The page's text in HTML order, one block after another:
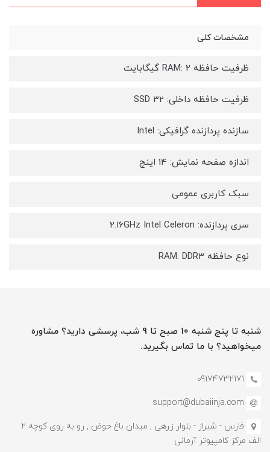
مشخصات کلی
ظرفیت حافظه RAM: 2 گیگابایت
ظرفیت حافظه داخلی: 32 SSD
سازنده پردازنده گرافیکی: Intel
اندازه صفحه نمایش: 14 اینچ
سبک کاربری عمومی
سری پردازنده: 2.16GHz Intel Celeron
نوع حافظه RAM: DDR3
شنبه تا پنج شنبه 10 صبح تا 9 شب، پرسشی دارید؟ مشاوره
میخواهید؟ با ما تماس بگیرید.
09174732171
support@dubaiinja.com
فارس - شیراز - بلوار زرهی , میدان باغ حوض , رو به روی کوچه 2
الف مرکز کامپیوتر آرمانی